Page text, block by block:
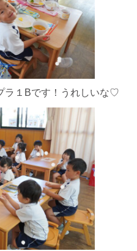
１Bです！うれしいな♡